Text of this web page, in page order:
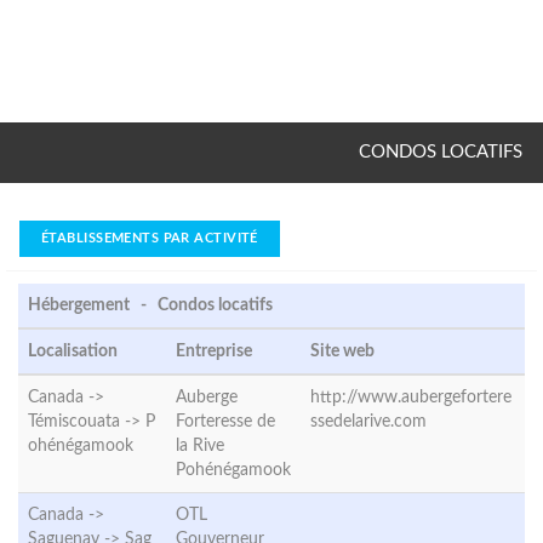
CONDOS LOCATIFS
ÉTABLISSEMENTS PAR ACTIVITÉ
Hébergement - Condos locatifs
Localisation Entreprise Site web
Canada ->
Témiscouata -> P
ohénégamook
Auberge
Forteresse de
la Rive
Pohénégamook
http://www.aubergefortere
ssedelarive.com
Canada ->
Saguenay -> Sag
OTL
Gouverneur